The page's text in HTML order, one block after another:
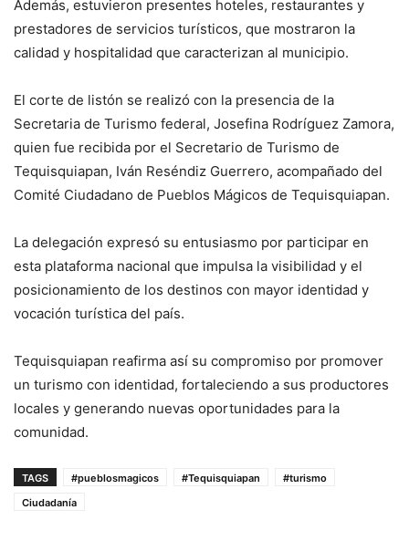
Además, estuvieron presentes hoteles, restaurantes y
prestadores de servicios turísticos, que mostraron la
calidad y hospitalidad que caracterizan al municipio.
El corte de listón se realizó con la presencia de la
Secretaria de Turismo federal, Josefina Rodríguez Zamora,
quien fue recibida por el Secretario de Turismo de
Tequisquiapan, Iván Reséndiz Guerrero, acompañado del
Comité Ciudadano de Pueblos Mágicos de Tequisquiapan.
La delegación expresó su entusiasmo por participar en
esta plataforma nacional que impulsa la visibilidad y el
posicionamiento de los destinos con mayor identidad y
vocación turística del país.
Tequisquiapan reafirma así su compromiso por promover
un turismo con identidad, fortaleciendo a sus productores
locales y generando nuevas oportunidades para la
comunidad.
TAGS #pueblosmagicos #Tequisquiapan
#turismo
Ciudadanía